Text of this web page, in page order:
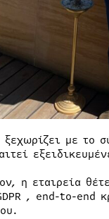
με το
η εταιρεία
, end-to-end